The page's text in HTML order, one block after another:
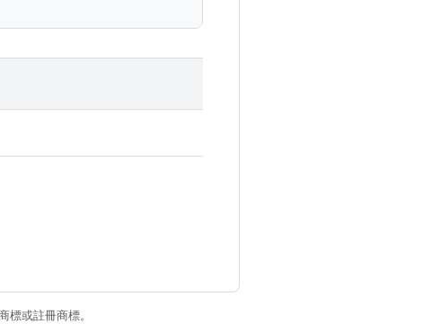
或註冊商標。